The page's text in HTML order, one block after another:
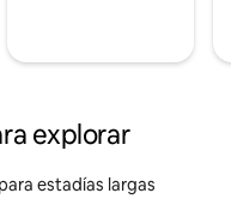
explorar
estadías largas